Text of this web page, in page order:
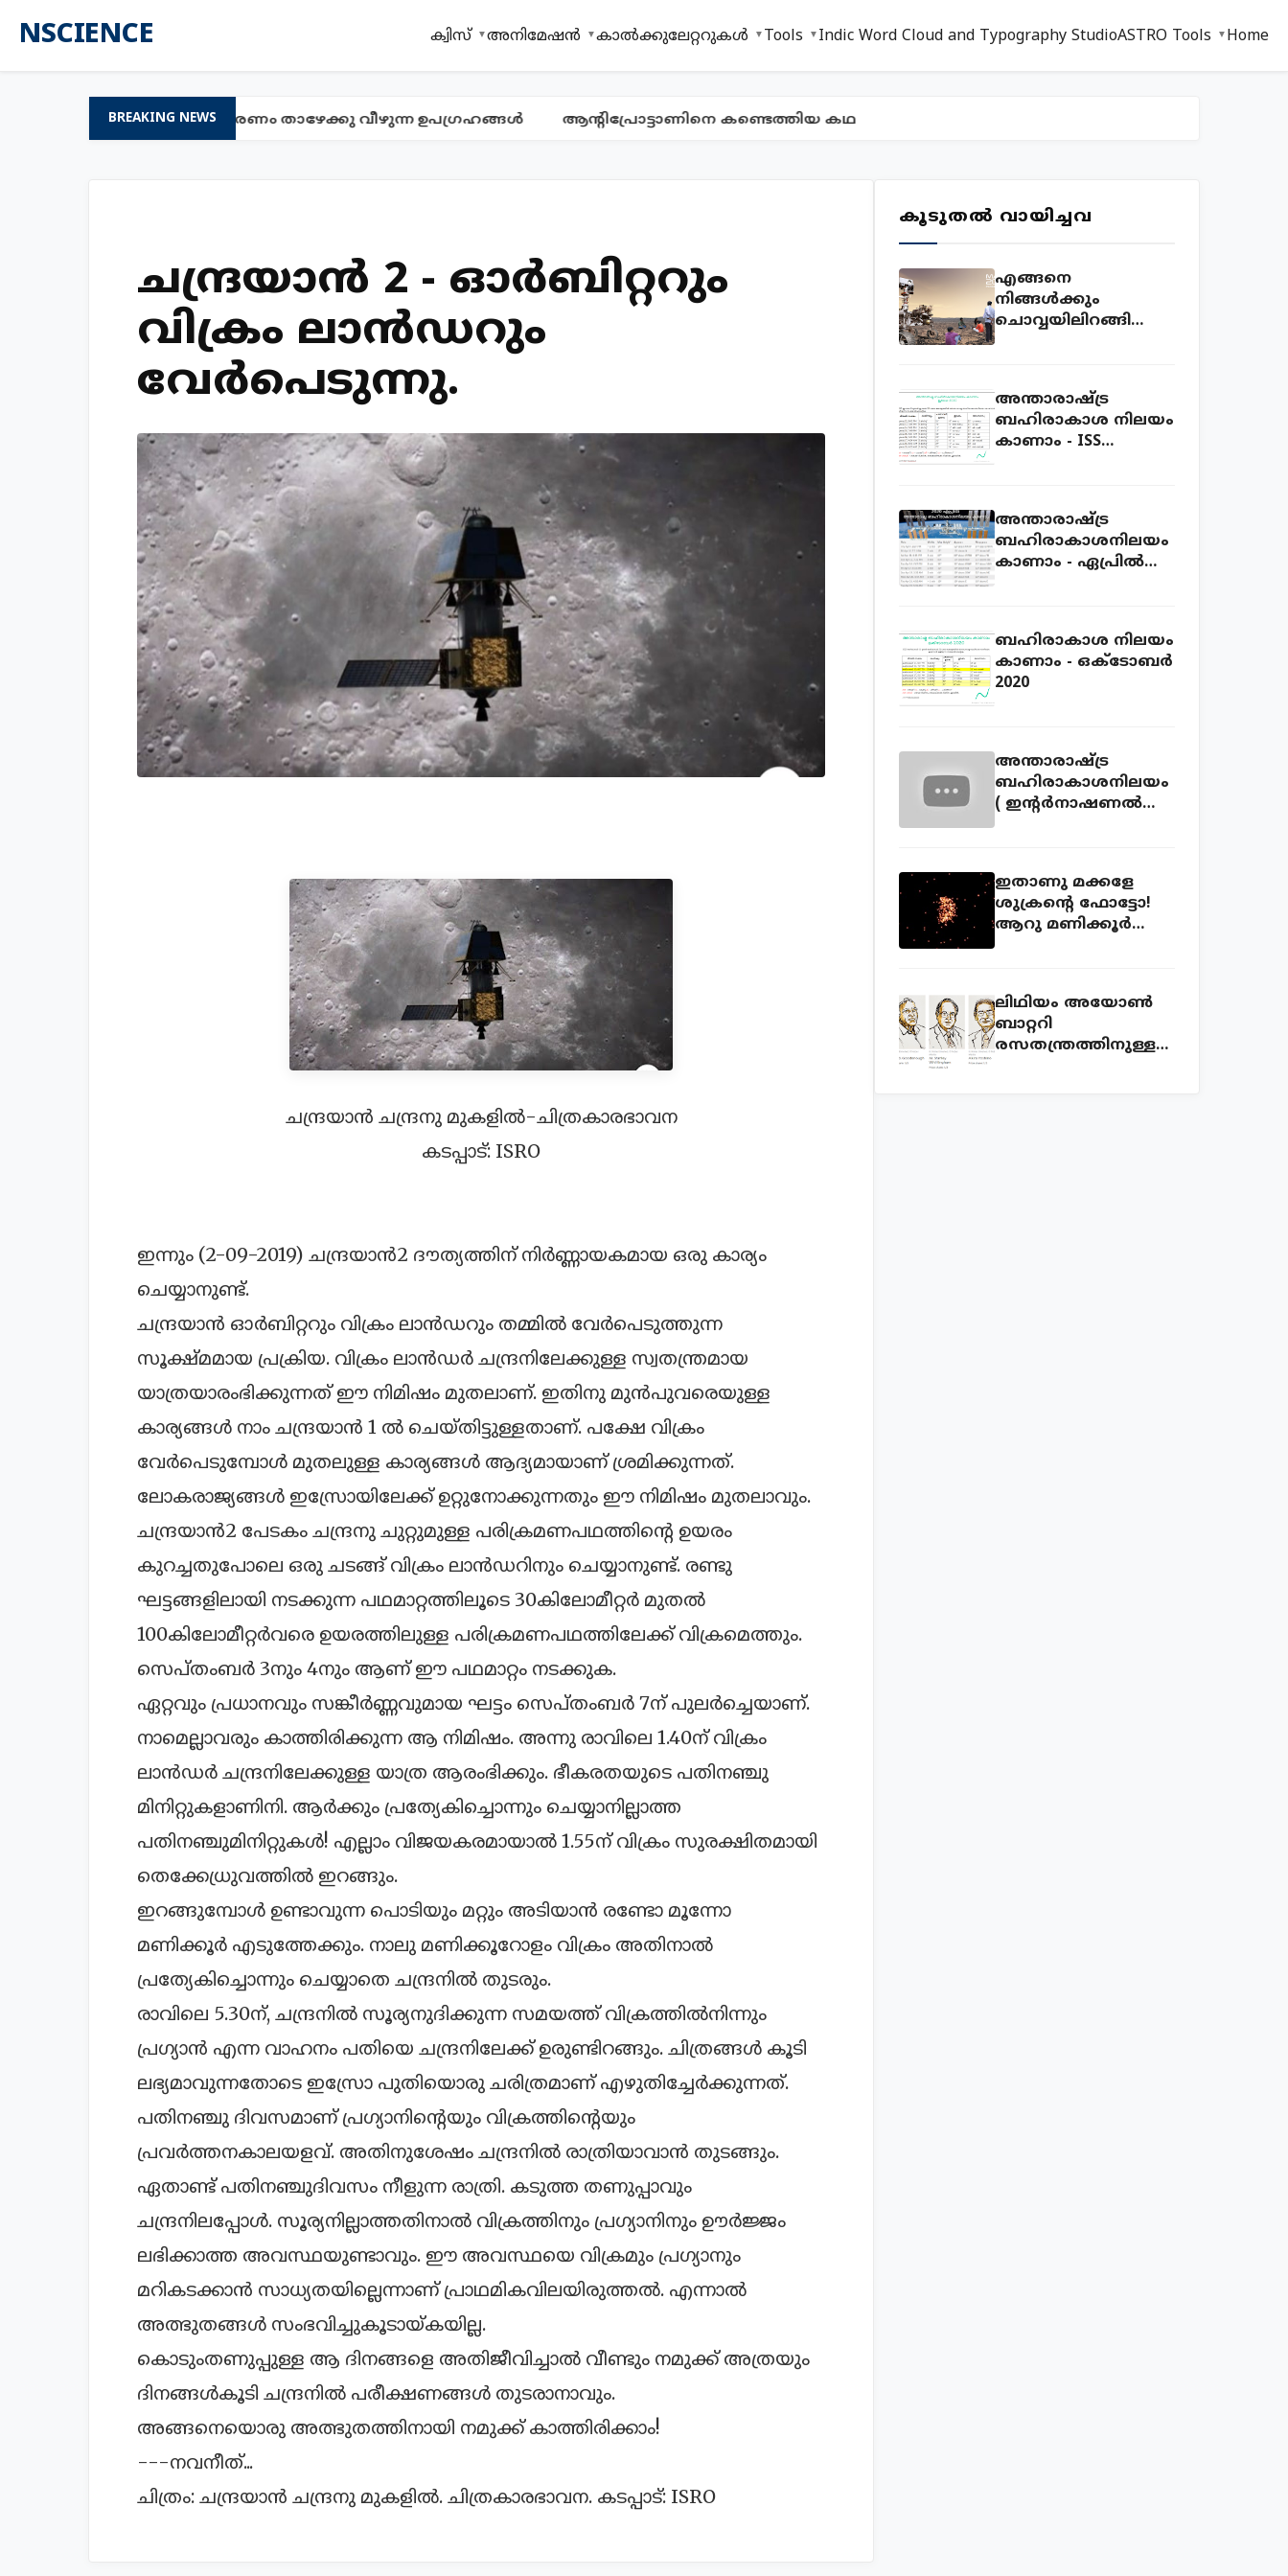
NSCIENCE ക്വിസ് അനിമേഷൻ കാൽക്കുലേറ്ററുകൾ Tools Indic Word Cloud and Typography StudioASTRO Tools Home
BREAKING NEWS
സൂര്യൻ കാരണം താഴേക്കു വീഴുന്ന ഉപഗ്രഹങ്ങൾ ആന്റിപ്രോട്ടാണിനെ കണ്ടെത്തിയ കഥ
ചന്ദ്രയാന്‍ 2 - ഓര്‍ബിറ്ററും
വിക്രം ലാന്‍ഡറും
വേര്‍പെടുന്നു.
ചന്ദ്രയാന്‍ ചന്ദ്രനു മുകളില്‍-ചിത്രകാരഭാവന
കടപ്പാട്: ISRO
ഇന്നും (2-09-2019) ചന്ദ്രയാന്‍2 ദൗത്യത്തിന് നിര്‍ണ്ണായകമായ ഒരു കാര്യം
ചെയ്യാനുണ്ട്.
ചന്ദ്രയാന്‍ ഓര്‍ബിറ്ററും വിക്രം ലാന്‍ഡറും തമ്മില്‍ വേര്‍പെടുത്തുന്ന
സൂക്ഷ്മമായ പ്രക്രിയ. വിക്രം ലാന്‍ഡര്‍ ചന്ദ്രനിലേക്കുള്ള സ്വതന്ത്രമായ
യാത്രയാരംഭിക്കുന്നത് ഈ നിമിഷം മുതലാണ്. ഇതിനു മുന്‍പുവരെയുള്ള
കാര്യങ്ങള്‍ നാം ചന്ദ്രയാന്‍ 1 ല്‍ ചെയ്തിട്ടുള്ളതാണ്. പക്ഷേ വിക്രം
വേര്‍പെടുമ്പോള്‍ മുതലുള്ള കാര്യങ്ങള്‍ ആദ്യമായാണ് ശ്രമിക്കുന്നത്.
ലോകരാജ്യങ്ങള്‍ ഇസ്രോയിലേക്ക് ഉറ്റുനോക്കുന്നതും ഈ നിമിഷം മുതലാവും.
ചന്ദ്രയാന്‍2 പേടകം ചന്ദ്രനു ചുറ്റുമുള്ള പരിക്രമണപഥത്തിന്റെ ഉയരം
കുറച്ചതുപോലെ ഒരു ചടങ്ങ് വിക്രം ലാന്‍ഡറിനും ചെയ്യാനുണ്ട്. രണ്ടു
ഘട്ടങ്ങളിലായി നടക്കുന്ന പഥമാറ്റത്തിലൂടെ 30കിലോമീറ്റര്‍ മുതല്‍
100കിലോമീറ്റര്‍വരെ ഉയരത്തിലുള്ള പരിക്രമണപഥത്തിലേക്ക് വിക്രമെത്തും.
സെപ്തംബര്‍ 3നും 4നും ആണ് ഈ പഥമാറ്റം നടക്കുക.
ഏറ്റവും പ്രധാനവും സങ്കീര്‍ണ്ണവുമായ ഘട്ടം സെപ്തംബര്‍ 7ന് പുലര്‍ച്ചെയാണ്.
നാമെല്ലാവരും കാത്തിരിക്കുന്ന ആ നിമിഷം. അന്നു രാവിലെ 1.40ന് വിക്രം
ലാന്‍ഡര്‍ ചന്ദ്രനിലേക്കുള്ള യാത്ര ആരംഭിക്കും. ഭീകരതയുടെ പതിനഞ്ചു
മിനിറ്റുകളാണിനി. ആര്‍ക്കും പ്രത്യേകിച്ചൊന്നും ചെയ്യാനില്ലാത്ത
പതിനഞ്ചുമിനിറ്റുകള്‍! എല്ലാം വിജയകരമായാല്‍ 1.55ന് വിക്രം സുരക്ഷിതമായി
തെക്കേധ്രുവത്തില്‍ ഇറങ്ങും.
ഇറങ്ങുമ്പോള്‍ ഉണ്ടാവുന്ന പൊടിയും മറ്റും അടിയാന്‍ രണ്ടോ മൂന്നോ
മണിക്കൂര്‍ എടുത്തേക്കും. നാലു മണിക്കൂറോളം വിക്രം അതിനാല്‍
പ്രത്യേകിച്ചൊന്നും ചെയ്യാതെ ചന്ദ്രനില്‍ തുടരും.
രാവിലെ 5.30ന്, ചന്ദ്രനില്‍ സൂര്യനുദിക്കുന്ന സമയത്ത് വിക്രത്തില്‍നിന്നും
പ്രഗ്യാന്‍ എന്ന വാഹനം പതിയെ ചന്ദ്രനിലേക്ക് ഉരുണ്ടിറങ്ങും. ചിത്രങ്ങള്‍ കൂടി
ലഭ്യമാവുന്നതോടെ ഇസ്രോ പുതിയൊരു ചരിത്രമാണ് എഴുതിച്ചേര്‍ക്കുന്നത്.
പതിനഞ്ചു ദിവസമാണ് പ്രഗ്യാനിന്റെയും വിക്രത്തിന്റെയും
പ്രവര്‍ത്തനകാലയളവ്. അതിനുശേഷം ചന്ദ്രനില്‍ രാത്രിയാവാന്‍ തുടങ്ങും.
ഏതാണ്ട് പതിനഞ്ചുദിവസം നീളുന്ന രാത്രി. കടുത്ത തണുപ്പാവും
ചന്ദ്രനിലപ്പോള്‍. സൂര്യനില്ലാത്തതിനാല്‍ വിക്രത്തിനും പ്രഗ്യാനിനും ഊര്‍ജ്ജം
ലഭിക്കാത്ത അവസ്ഥയുണ്ടാവും. ഈ അവസ്ഥയെ വിക്രമും പ്രഗ്യാനും
മറികടക്കാന്‍ സാധ്യതയില്ലെന്നാണ് പ്രാഥമികവിലയിരുത്തല്‍. എന്നാല്‍
അത്ഭുതങ്ങള്‍ സംഭവിച്ചുകൂടായ്കയില്ല.
കൊടുംതണുപ്പുള്ള ആ ദിനങ്ങളെ അതിജീവിച്ചാല്‍ വീണ്ടും നമുക്ക് അത്രയും
ദിനങ്ങള്‍കൂടി ചന്ദ്രനില്‍ പരീക്ഷണങ്ങള്‍ തുടരാനാവും.
അങ്ങനെയൊരു അത്ഭുതത്തിനായി നമുക്ക് കാത്തിരിക്കാം!
---നവനീത്...
ചിത്രം: ചന്ദ്രയാന്‍ ചന്ദ്രനു മുകളില്‍. ചിത്രകാരഭാവന. കടപ്പാട്: ISRO
കൂടുതൽ വായിച്ചവ
എങ്ങനെ
നിങ്ങൾക്കും
ചൊവ്വയിലിറങ്ങി
അന്താരാഷ്ട്ര
ബഹിരാകാശ നിലയം
കാണാം - ISS
അന്താരാഷ്ട്ര
ബഹിരാകാശനിലയം
കാണാം - ഏപ്രില്‍
ബഹിരാകാശ നിലയം
കാണാം - ഒക്ടോബ‍ർ
2020
അന്താരാഷ്ട്ര
ബഹിരാകാശനിലയം
( ഇന്റര്‍നാഷണല്‍
ഇതാണു മക്കളേ
ശുക്രന്റെ ഫോട്ടോ!
ആറു മണിക്കൂര്‍
ലിഥിയം അയോണ്‍
ബാറ്ററി
രസതന്ത്രത്തിനുള്ള